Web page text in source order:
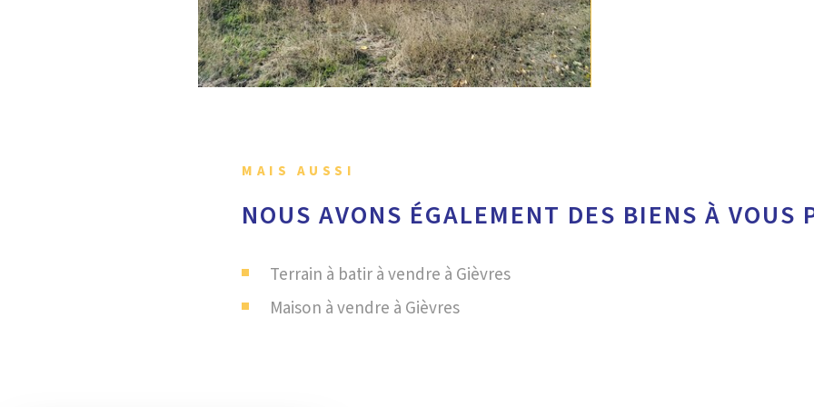
MAIS AUSSI
NOUS AVONS ÉGALEMENT DES BIENS À VOUS
Terrain à batir à vendre à Gièvres
Maison à vendre à Gièvres